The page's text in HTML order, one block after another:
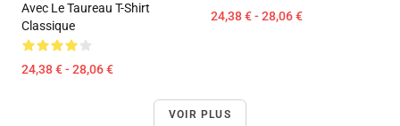
Avec Le Taureau T-Shirt
Classique
24,38 € - 28,06 €
24,38 € - 28,06 €
VOIR PLUS